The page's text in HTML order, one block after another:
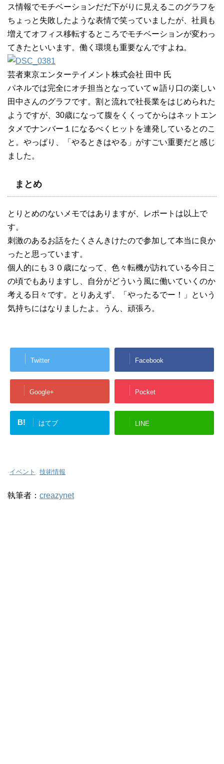
ス情報でモチベーションだだ下がりに見えるこのグラフを
ちょっと失敗したような表情で笑っていましたが、社員も
増えてオフィス移転するところでモチベーションが変わっ
てきたといいます。働く環境も重要なんですよね。
芸者東京エンターテイメント株式会社 田中 氏
パネルでは完全にオチ担当となっていてｗ語り口の楽しい
田中さんのグラフです。割と流れで社長業をはじめられた
ようですが、30歳になって腹をくくってからはネットエン
タメでナンバー１になるべくヒットを連発しているとのこ
と。やっぱり、「やるときはやる」がすごい重要だと感じ
ました。
まとめ
とりとめのないメモではありますが、レポートは以上で
す。
刺激のあるお話をたくさんきけたので参加して本当に良か
ったと思っています。
個人的にも３０歳になって、色々転機が訪れている今日こ
の頃でもありますし、自分がどういう風に働いていくのか
考える日々です。とりあえず、「やったるでー！」という
気持ちにはなりましたよ。うん、頑張ろ。
Twitter Facebook
Google+ Pocket
B! はてブ LINE
-イベント , 技術情報
執筆者： creazynet